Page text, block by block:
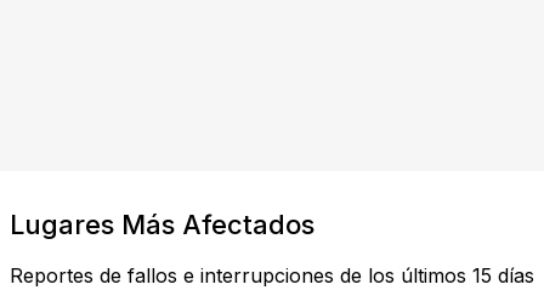
Lugares Más Afectados
Reportes de fallos e interrupciones de los últimos 15 días